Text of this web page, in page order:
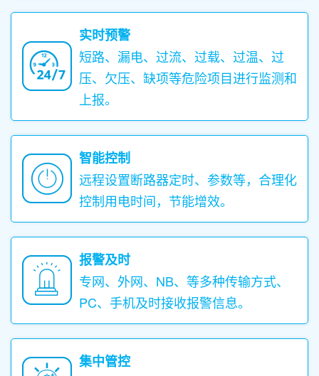
实时预警
短路、漏电、过流、过载、过温、过
压、欠压、缺项等危险项目进行监测和
上报。
智能控制
远程设置断路器定时、参数等，合理化
控制用电时间，节能增效。
报警及时
专网、外网、NB、等多种传输方式、
PC、手机及时接收报警信息。
集中管控